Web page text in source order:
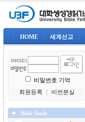
HOME 세계선교
비밀번호 기억
회원등록
비번분실
Bible Study